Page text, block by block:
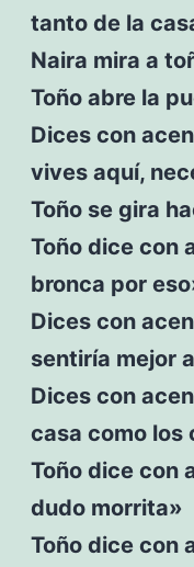
tanto de la
Naira mira a
Toño abre la
Dices con
vives aquí,
Toño se gira
Toño dice con
bronca por
Dices con
sentiría mejor
Dices con
casa como los
Toño dice con
dudo morrita»
Toño dice con